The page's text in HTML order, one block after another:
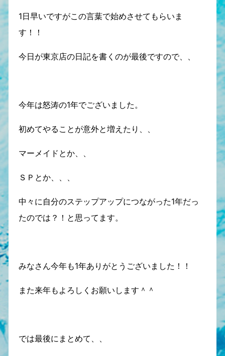
1日早いですがこの言葉で始めさせてもらいま
す！！
今日が東京店の日記を書くのが最後ですので、、
今年は怒涛の1年でございました。
初めてやることが意外と増えたり、、
マーメイドとか、、
ＳＰとか、、、
中々に自分のステップアップにつながった1年だっ
たのでは？！と思ってます。
みなさん今年も1年ありがとうございました！！
また来年もよろしくお願いします＾＾
では最後にまとめて、、